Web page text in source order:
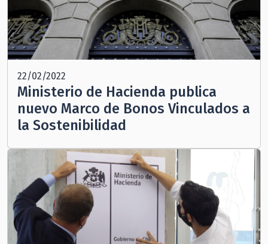
22/02/2022
Ministerio de Hacienda publica
nuevo Marco de Bonos Vinculados a
la Sostenibilidad